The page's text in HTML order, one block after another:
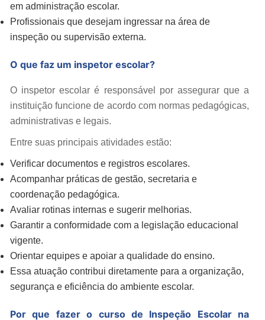
em administração escolar.
Profissionais que desejam ingressar na área de
inspeção ou supervisão externa.
O que faz um inspetor escolar?
O inspetor escolar é responsável por assegurar que a
instituição funcione de acordo com normas pedagógicas,
administrativas e legais.
Entre suas principais atividades estão:
Verificar documentos e registros escolares.
Acompanhar práticas de gestão, secretaria e
coordenação pedagógica.
Avaliar rotinas internas e sugerir melhorias.
Garantir a conformidade com a legislação educacional
vigente.
Orientar equipes e apoiar a qualidade do ensino.
Essa atuação contribui diretamente para a organização,
segurança e eficiência do ambiente escolar.
Por que fazer o curso de Inspeção Escolar na